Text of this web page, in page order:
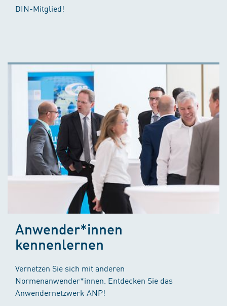
DIN-Mitglied!
Anwender*innen
kennenlernen
Vernetzen Sie sich mit anderen
Normenanwender*innen. Entdecken Sie das
Anwendernetzwerk ANP!